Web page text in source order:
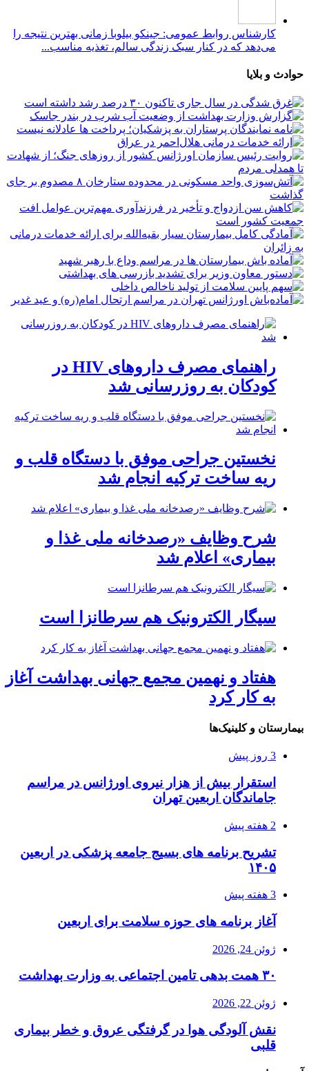
کارشناس روابط عمومی: جینکو بیلوبا زمانی بهترین نتیجه را
می‌دهد که در کنار سبک زندگی سالم، تغذیه مناسب...
حوادث و بلایا
راهنمای مصرف داروهای HIV در
کودکان به روزرسانی شد
نخستین جراحی موفق با دستگاه قلب و
ریه ساخت ترکیه انجام شد
شرح وظایف «رصدخانه ملی غذا و
بیماری» اعلام شد
سیگار الکترونیک هم سرطانزا است
هفتاد و نهمین مجمع جهانی بهداشت آغاز
به کار کرد
بیمارستان و کلینیک‌ها
3 روز پیش
استقرار بیش از هزار نیروی اورژانس در مراسم
جاماندگان اربعین تهران
2 هفته پیش
تشریح برنامه های بسیج جامعه پزشکی در اربعین
۱۴۰۵
3 هفته پیش
آغاز برنامه های حوزه سلامت برای اربعین
ژوئن 24, 2026
۳۰ همت بدهی تامین اجتماعی به وزارت بهداشت
ژوئن 22, 2026
نقش آلودگی هوا در گرفتگی عروق و خطر بیماری
قلبی